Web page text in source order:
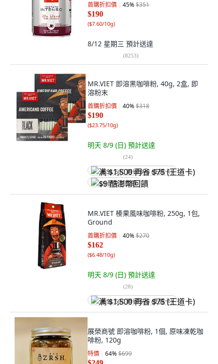
首購折扣價 45%$351
$190
($7.60/10g)
8/12 星期三 預計送達
(8253)
MR.VIET 即溶黑咖啡粉, 40g, 2盒, 即
溶粉末
首購折扣價 40%$318
$190
($23.75/10g)
明天 8/9 (日) 預計送達
(24)
满 $1,500 再省 $75 (王道卡)
$9 酷澎幣回饋
MR.VIET 榛果風味咖啡粉, 250g, 1包,
Ground
首購折扣價 40%$270
$162
($6.48/10g)
明天 8/9 (日) 預計送達
(28)
满 $1,500 再省 $75 (王道卡)
展榮商號 即溶咖啡粉, 1個, 原味凍乾咖
啡粉, 120g
特價 64%$699